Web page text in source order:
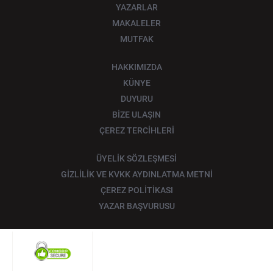
YAZARLAR
MAKALELER
MUTFAK
HAKKIMIZDA
KÜNYE
DUYURU
BİZE ULAŞIN
ÇEREZ TERCİHLERİ
ÜYELİK SÖZLEŞMESİ
GİZLİLİK VE KVKK AYDINLATMA METNİ
ÇEREZ POLİTİKASI
YAZAR BAŞVURUSU